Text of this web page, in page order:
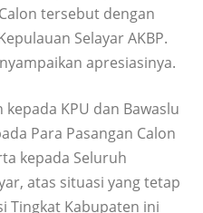
tersebut dengan
Selayar AKBP.
apresiasinya.
kepada KPU dan Bawaslu
Para Pasangan Calon
kepada Seluruh
atas situasi yang tetap
Tingkat Kabupaten ini